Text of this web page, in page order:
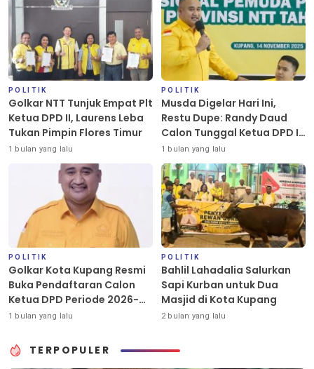
POLITIK
Golkar NTT Tunjuk Empat Plt
Ketua DPD II, Laurens Leba
Tukan Pimpin Flores Timur
1 bulan yang lalu
POLITIK
Musda Digelar Hari Ini,
Restu Dupe: Randy Daud
Calon Tunggal Ketua DPD II
Golkar Kota Kupang
1 bulan yang lalu
POLITIK
Golkar Kota Kupang Resmi
Buka Pendaftaran Calon
Ketua DPD Periode 2026-
2031
1 bulan yang lalu
POLITIK
Bahlil Lahadalia Salurkan
Sapi Kurban untuk Dua
Masjid di Kota Kupang
2 bulan yang lalu
TERPOPULER